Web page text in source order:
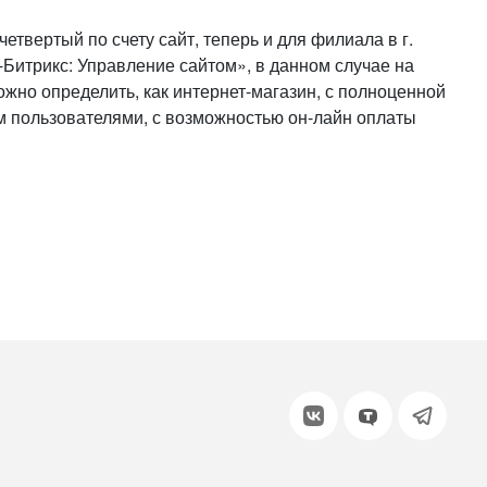
по счету сайт, теперь и для филиала в г.
Управление сайтом», в данном случае на
определить, как интернет-магазин, с полноценной
с возможностью он-лайн оплаты